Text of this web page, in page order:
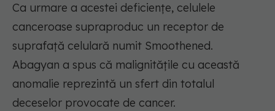
Ca urmare a acestei deficiențe, celulele
canceroase supraproduc un receptor de
suprafață celulară numit Smoothened.
Abagyan a spus că malignitățile cu această
anomalie reprezintă un sfert din totalul
deceselor provocate de cancer.